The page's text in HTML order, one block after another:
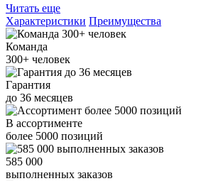
Читать еще
Характеристики Преимущества
Команда
300+ человек
Гарантия
до 36 месяцев
В ассортименте
более 5000 позиций
585 000
выполненных заказов